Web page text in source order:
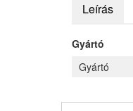
Leírás
Gyártó
Gyártó